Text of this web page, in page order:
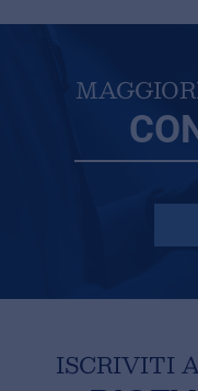
ISCRIVITI